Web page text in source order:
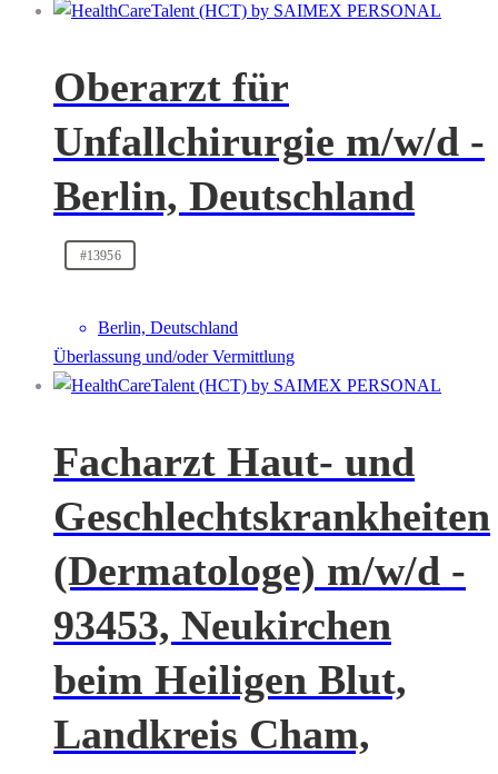
Oberarzt für
Unfallchirurgie m/w/d -
Berlin, Deutschland
#13956
Berlin, Deutschland
Überlassung und/oder Vermittlung
Facharzt Haut- und
Geschlechtskrankheiten
(Dermatologe) m/w/d -
93453, Neukirchen
beim Heiligen Blut,
Landkreis Cham,